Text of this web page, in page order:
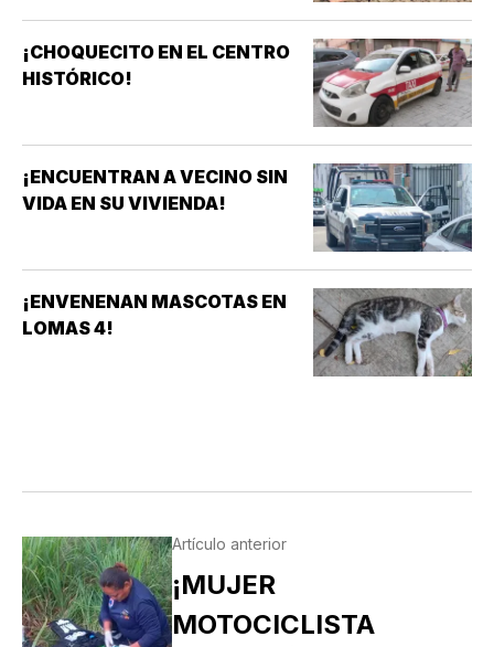
¡CHOQUECITO EN EL CENTRO
HISTÓRICO!
¡ENCUENTRAN A VECINO SIN
VIDA EN SU VIVIENDA!
¡ENVENENAN MASCOTAS EN
LOMAS 4!
Artículo anterior
¡MUJER
MOTOCICLISTA